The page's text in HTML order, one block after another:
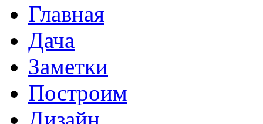
Главная
Дача
Заметки
Построим
Дизайн